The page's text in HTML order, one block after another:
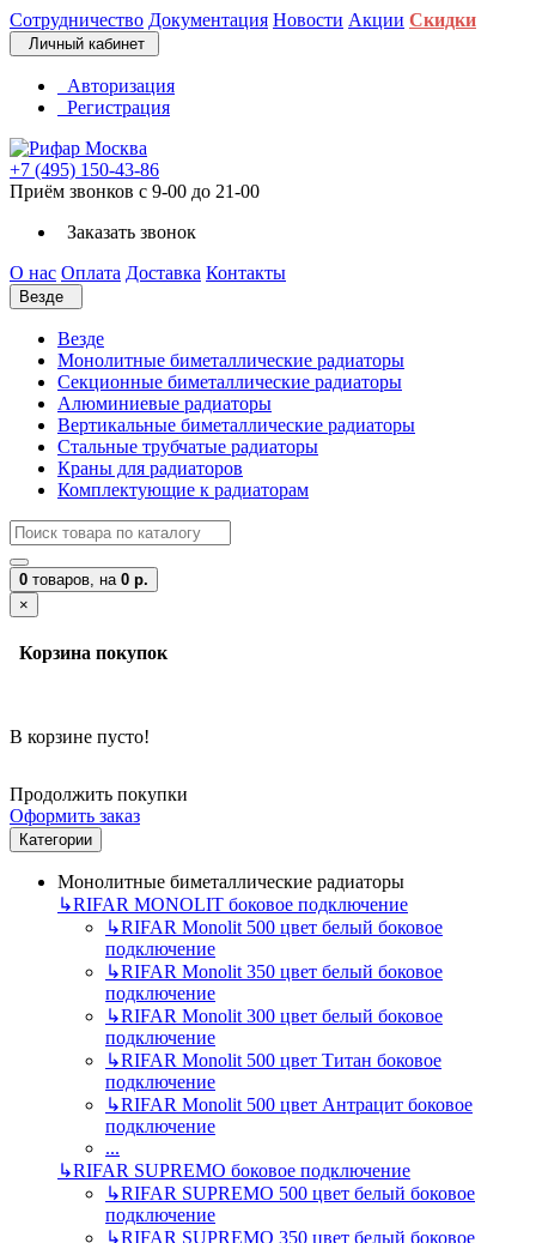
Сотрудничество Документация Новости Акции Скидки
Личный кабинет
Авторизация
Регистрация
+7 (495) 150-43-86
Приём звонков с 9-00 до 21-00
Заказать звонок
О нас Оплата Доставка Контакты
Везде
Везде
Монолитные биметаллические радиаторы
Секционные биметаллические радиаторы
Алюминиевые радиаторы
Вертикальные биметаллические радиаторы
Стальные трубчатые радиаторы
Краны для радиаторов
Комплектующие к радиаторам
0 товаров, на 0 р.
×
Корзина покупок
В корзине пусто!
Продолжить покупки
Оформить заказ
Категории
Монолитные биметаллические радиаторы
↳RIFAR MONOLIT боковое подключение
↳RIFAR Monolit 500 цвет белый боковое
подключение
↳RIFAR Monolit 350 цвет белый боковое
подключение
↳RIFAR Monolit 300 цвет белый боковое
подключение
↳RIFAR Monolit 500 цвет Титан боковое
подключение
↳RIFAR Monolit 500 цвет Антрацит боковое
подключение
...
↳RIFAR SUPREMO боковое подключение
↳RIFAR SUPREMO 500 цвет белый боковое
подключение
↳RIFAR SUPREMO 350 цвет белый боковое